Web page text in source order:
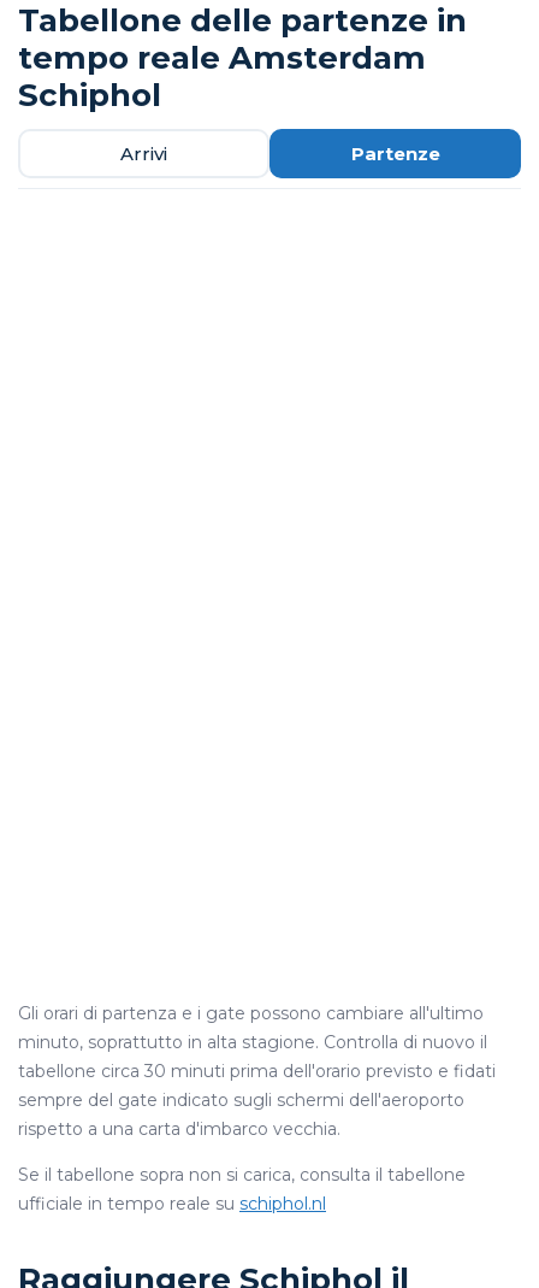
Tabellone delle partenze in
tempo reale Amsterdam
Schiphol
Arrivi Partenze
Gli orari di partenza e i gate possono cambiare all'ultimo
minuto, soprattutto in alta stagione. Controlla di nuovo il
tabellone circa 30 minuti prima dell'orario previsto e fidati
sempre del gate indicato sugli schermi dell'aeroporto
rispetto a una carta d'imbarco vecchia.
Se il tabellone sopra non si carica, consulta il tabellone
ufficiale in tempo reale su schiphol.nl
Raggiungere Schiphol il